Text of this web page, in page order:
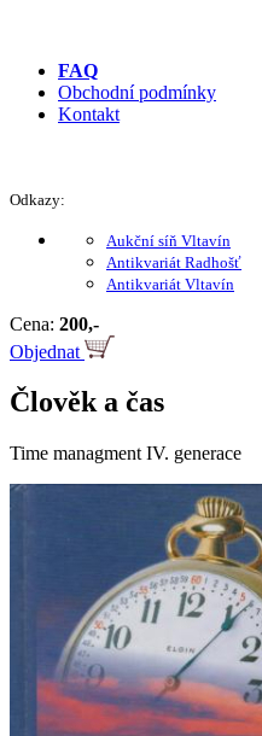
FAQ
Obchodní podmínky
Kontakt
Odkazy:
Aukční síň Vltavín
Antikvariát Radhošť
Antikvariát Vltavín
Cena: 200,-
Objednat
Člověk a čas
Time managment IV. generace